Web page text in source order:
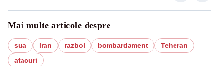
Mai multe articole despre
sua iran razboi bombardament
Teheran
atacuri